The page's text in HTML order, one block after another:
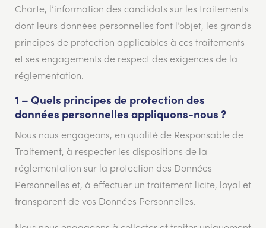
Charte, l’information des candidats sur les traitements
dont leurs données personnelles font l’objet, les grands
principes de protection applicables à ces traitements
et ses engagements de respect des exigences de la
réglementation.
1 – Quels principes de protection des
données personnelles appliquons-nous ?
Nous nous engageons, en qualité de Responsable de
Traitement, à respecter les dispositions de la
réglementation sur la protection des Données
Personnelles et, à effectuer un traitement licite, loyal et
transparent de vos Données Personnelles.